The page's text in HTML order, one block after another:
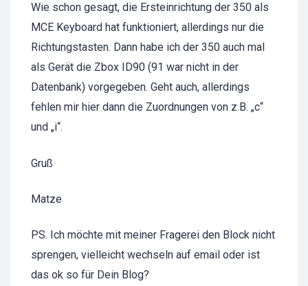
Wie schon gesagt, die Ersteinrichtung der 350 als
MCE Keyboard hat funktioniert, allerdings nur die
Richtungstasten. Dann habe ich der 350 auch mal
als Gerät die Zbox ID90 (91 war nicht in der
Datenbank) vorgegeben. Geht auch, allerdings
fehlen mir hier dann die Zuordnungen von z.B. „c“
und „i“.
Gruß
Matze
PS. Ich möchte mit meiner Fragerei den Block nicht
sprengen, vielleicht wechseln auf email oder ist
das ok so für Dein Blog?